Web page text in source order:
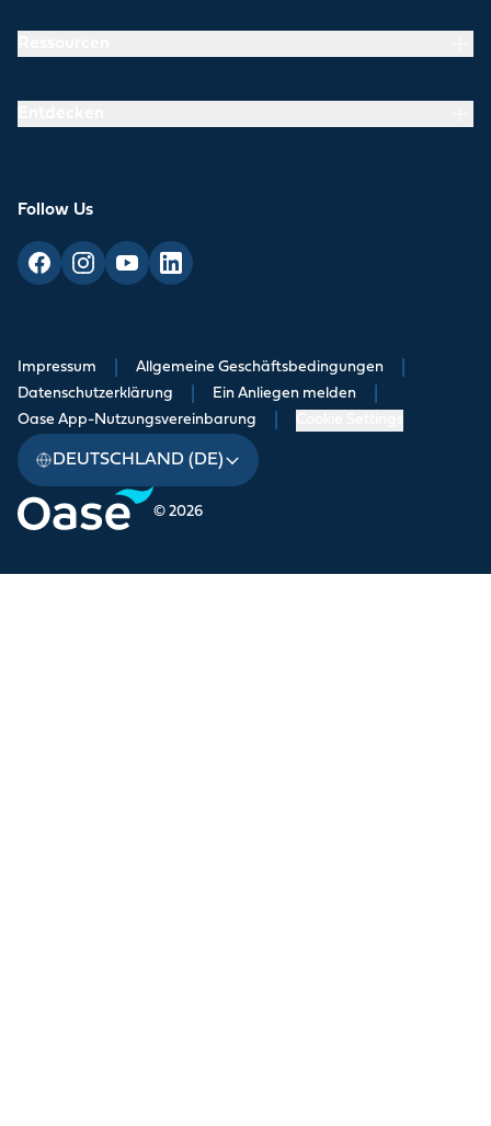
Follow Us
© 2026
Impressum Allgemeine Geschäftsbedingungen
Datenschutzerklärung Ein Anliegen melden
Oase App-Nutzungsvereinbarung
DEUTSCHLAND (DE)